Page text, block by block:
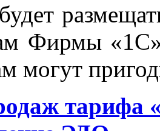
Фирмы
могут
тарифа